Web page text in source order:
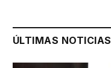
ÚLTIMAS NOTICIAS